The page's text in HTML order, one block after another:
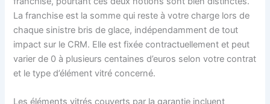
La franchise est la somme qui reste à votre charge lors de
chaque sinistre bris de glace, indépendamment de tout
impact sur le CRM. Elle est fixée contractuellement et peut
varier de 0 à plusieurs centaines d’euros selon votre contrat
et le type d’élément vitré concerné.
Les éléments vitrés couverts par la garantie incluent